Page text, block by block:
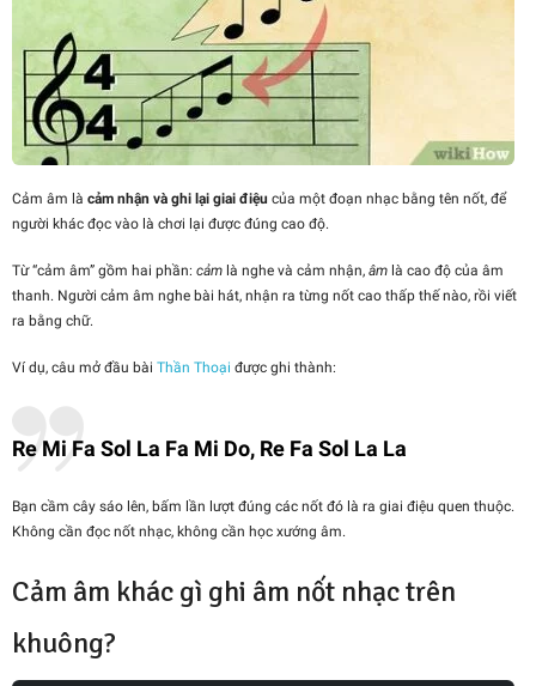
Cảm âm là cảm nhận và ghi lại giai điệu của một đoạn nhạc bằng tên nốt, để
người khác đọc vào là chơi lại được đúng cao độ.
Từ “cảm âm” gồm hai phần: cảm là nghe và cảm nhận, âm là cao độ của âm
thanh. Người cảm âm nghe bài hát, nhận ra từng nốt cao thấp thế nào, rồi viết
ra bằng chữ.
Ví dụ, câu mở đầu bài Thần Thoại được ghi thành:
Re Mi Fa Sol La Fa Mi Do, Re Fa Sol La La
Bạn cầm cây sáo lên, bấm lần lượt đúng các nốt đó là ra giai điệu quen thuộc.
Không cần đọc nốt nhạc, không cần học xướng âm.
Cảm âm khác gì ghi âm nốt nhạc trên
khuông?